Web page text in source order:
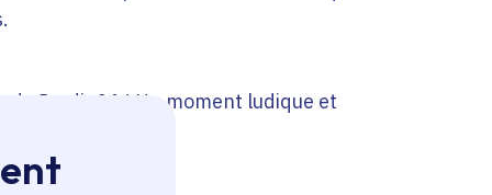
du Jardin21 ! Un moment ludique et